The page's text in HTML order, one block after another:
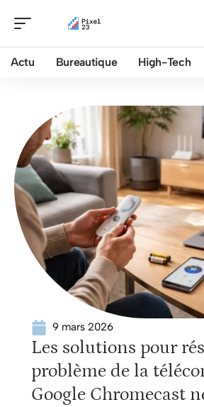
Actu Bureautique High-Tech
9 mars 2026
Les solutions pour
problème de la
Google Chromecast